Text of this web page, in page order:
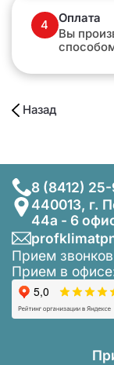
4
Оплата
Вы
Назад
8 (8412)
440013, г.
44а - 6
Прием
Прием в